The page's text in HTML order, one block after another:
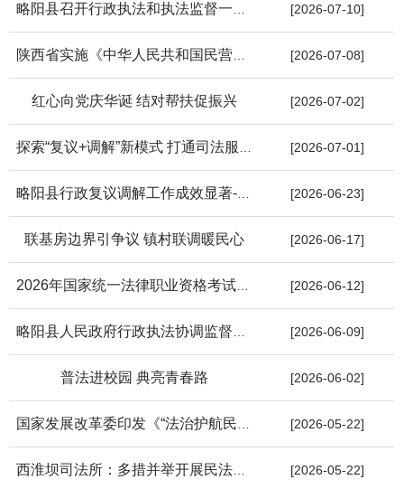
略阳县召开行政执法和执法监督一体化平台推广应用推进会暨业务培... [2026-07-10]
陕西省实施《中华人民共和国民营经济促进法》办法 [2026-07-08]
红心向党庆华诞 结对帮扶促振兴 [2026-07-02]
探索“复议+调解”新模式 打通司法服务群众“最后一公里” [2026-07-01]
略阳县行政复议调解工作成效显著----复议解难纾民困，携手共治促... [2026-06-23]
联基房边界引争议 镇村联调暖民心 [2026-06-17]
2026年国家统一法律职业资格考试公告相关政策规定问答 [2026-06-12]
略阳县人民政府行政执法协调监督局关于确认防范和处置非法集资行... [2026-06-09]
普法进校园 典亮青春路 [2026-06-02]
国家发展改革委印发《“法治护航民营经济”行动方案》 [2026-05-22]
西淮坝司法所：多措并举开展民法典宣传月活动 [2026-05-22]